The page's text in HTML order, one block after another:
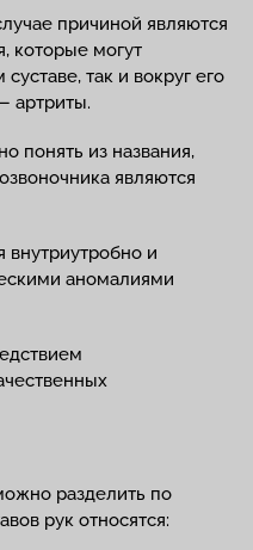
причиной являются
которые могут
так и вокруг его
артриты.
понять из названия,
являются
и
аномалиями
разделить по
рук относятся: